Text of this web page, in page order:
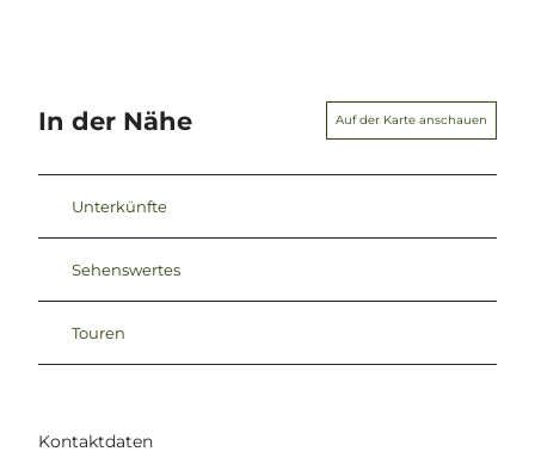
In der Nähe Auf der Karte anschauen
Unterkünfte
Sehenswertes
Touren
Kontaktdaten